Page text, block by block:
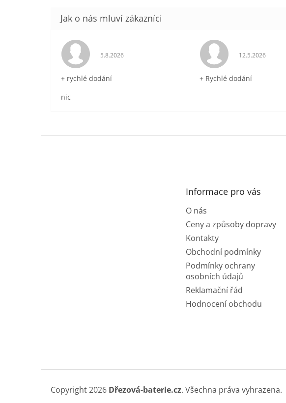
Hodnocení obchodu je 5 z 5 hvězdiček.
5.8.2026
+ rychlé dodání
nic
Hodnocení
12.5.2026
+ Rychlé dodání
Informace pro vás
O nás
Ceny a způsoby dopravy
Kontakty
Obchodní podmínky
Podmínky ochrany
osobních údajů
Reklamační řád
Hodnocení obchodu
Copyright 2026 Dřezová-baterie.cz. Všechna práva vyhrazena.